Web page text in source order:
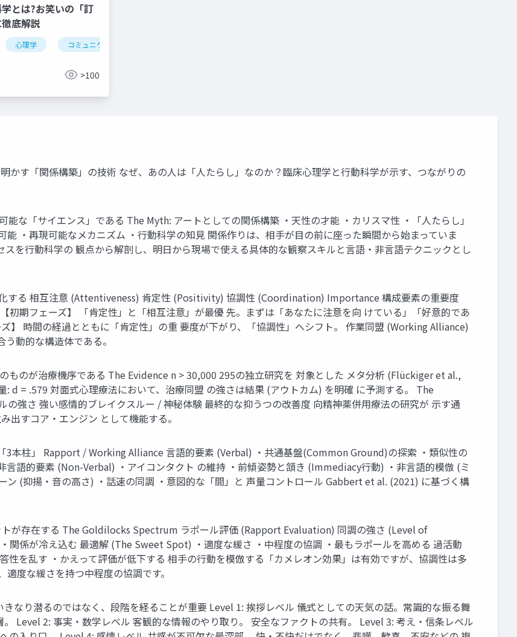
ル お笑い 書籍要約
とは?お笑いの「訂
底解説
心理学 コミュニケーション
>100
す「関係構築」の技術 なぜ、あの人は「人たらし」なのか？臨床心理学と行動科学が示す、つながりの
な「サイエンス」である The Myth: アートとしての関係構築 ・天性の才能 ・カリスマ性 ・「人たらし」
・再現可能なメカニズム ・行動科学の知見 関係作りは、相手が目の前に座った瞬間から始まっていま
を行動科学の 観点から解剖し、明日から現場で使える具体的な観察スキルと言語・非言語テクニックとし
する 相互注意 (Attentiveness) 肯定性 (Positivity) 協調性 (Coordination) Importance 構成要素の重要度
期フェーズ】 「肯定性」と「相互注意」が最優 先。まずは「あなたに注意を向 けている」「好意的であ
】 時間の経過とともに「肯定性」の重 要度が下がり、「協調性」へシフト。 作業同盟 (Working Alliance)
動的な構造体である。
ものが治療機序である The Evidence n > 30,000 295の独立研究を 対象とした メタ分析 (Flückiger et al.,
d = .579 対面式心理療法において、治療同盟 の強さは結果 (アウトカム) を明確 に予測する。 The
強さ 強い感情的ブレイクスルー / 神秘体験 最終的な抑うつの改善度 向精神薬併用療法の研究が 示す通
出すコア・エンジン として機能する。
3本柱」 Rapport / Working Alliance 言語的要素 (Verbal) ・共通基盤(Common Ground)の探索 ・類似性の
言語的要素 (Non-Verbal) ・アイコンタクト の維持 ・前傾姿勢と頷き (Immediacy行動) ・非言語的模倣 (ミ
ン (抑揚・音の高さ) ・話速の同調 ・意図的な「間」と 声量コントロール Gabbert et al. (2021) に基づく構
トが存在する The Goldilocks Spectrum ラポール評価 (Rapport Evaluation) 同調の強さ (Level of
係が冷え込む 最適解 (The Sweet Spot) ・適度な緩さ ・中程度の協調 ・最もラポールを高める 過活動
性を乱す ・かえって評価が低下する 相手の行動を模倣する「カメレオン効果」は有効ですが、協調性は多
度な緩さを持つ中程度の協調です。
なり潜るのではなく、段階を経ることが重要 Level 1: 挨拶レベル 儀式としての天気の話。常識的な振る舞
Level 2: 事実・数学レベル 客観的な情報のやり取り。 安全なファクトの共有。 Level 3: 考え・信条レベル